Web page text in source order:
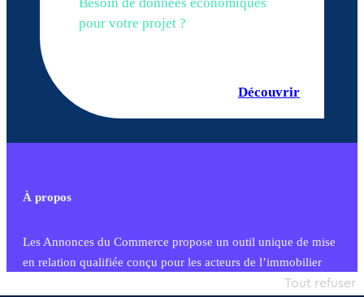
pour votre projet ?
Découvrir
À propos
Les Annonces du Commerce propose un outil unique de mise
en relation qualifiée conçu pour les acteurs de l’immobilier
commercial et les collectivités territoriales, simple et intégrant
Tout refuser